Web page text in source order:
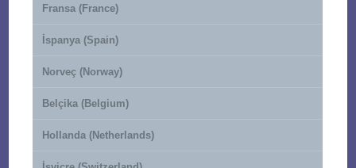
Fransa (France)
İspanya (Spain)
Norveç (Norway)
Belçika (Belgium)
Hollanda (Netherlands)